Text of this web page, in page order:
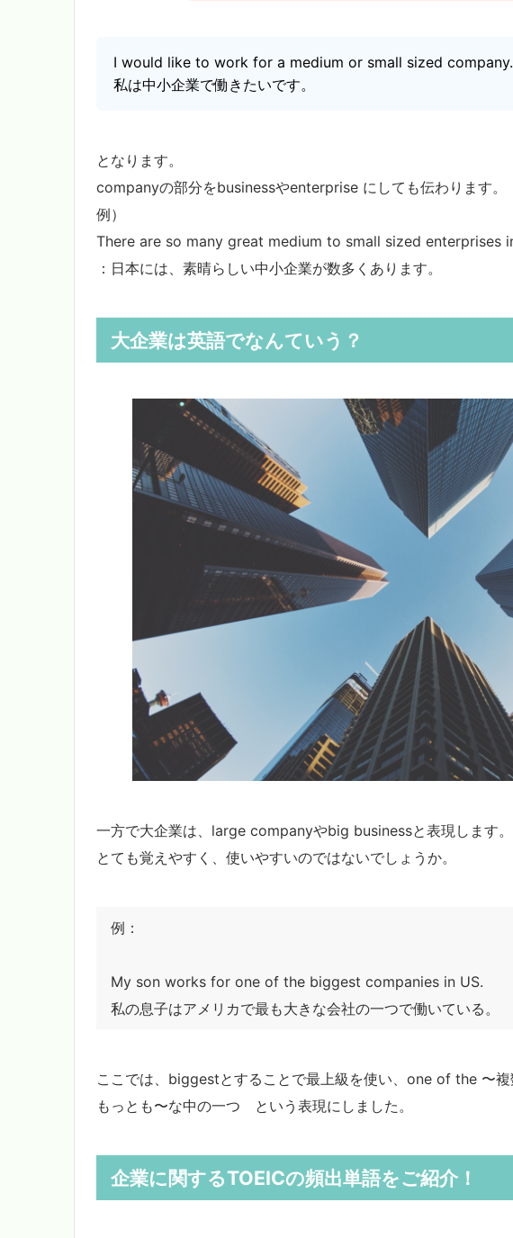
I would like to work for a medium or small sized
私は中小企業で働きたいです。
となります。
companyの部分をbusinessやenterprise にしても伝わります。
例）
There are so many great medium to small sized enterprises
：日本には、素晴らしい中小企業が数多くあります。
大企業は英語でなんていう？
一方で大企業は、large companyやbig businessと表現します。
とても覚えやすく、使いやすいのではないでしょうか。
例：
My son works for one of the biggest companies in US.
私の息子はアメリカで最も大きな会社の一つで働いている。
ここでは、biggestとすることで最上級を使い、one of the 〜
もっとも〜な中の一つ という表現にしました。
企業に関するTOEICの頻出単語をご紹介！